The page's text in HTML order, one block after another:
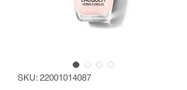
SKU: 22001014087